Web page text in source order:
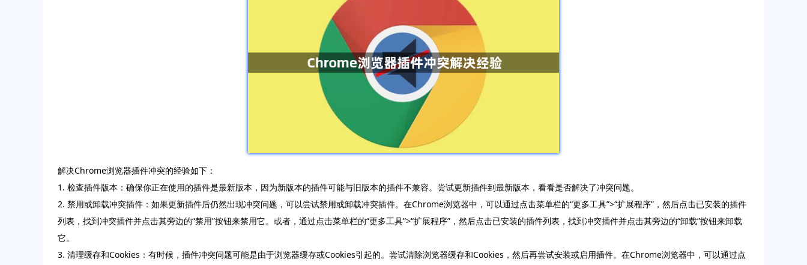
解决Chrome浏览器插件冲突的经验如下：
1. 检查插件版本：确保你正在使用的插件是最新版本，因为新版本的插件可能与旧版本的插件不兼容。尝试更新插件到最新版本，看看是否解决了冲突问题。
2. 禁用或卸载冲突插件：如果更新插件后仍然出现冲突问题，可以尝试禁用或卸载冲突插件。在Chrome浏览器中，可以通过点击菜单栏的“更多工具”>“扩展程序”，然后点击已安装的插件
列表，找到冲突插件并点击其旁边的“禁用”按钮来禁用它。或者，通过点击菜单栏的“更多工具”>“扩展程序”，然后点击已安装的插件列表，找到冲突插件并点击其旁边的“卸载”按钮来卸载
它。
3. 清理缓存和Cookies：有时候，插件冲突问题可能是由于浏览器缓存或Cookies引起的。尝试清除浏览器缓存和Cookies，然后再尝试安装或启用插件。在Chrome浏览器中，可以通过点